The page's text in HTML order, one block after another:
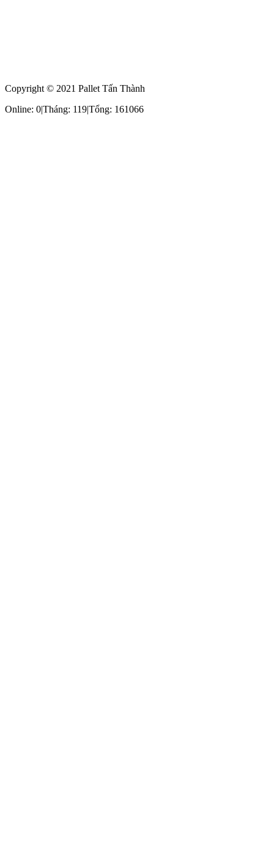
Copyright © 2021 Pallet Tấn Thành
Online: 0|Tháng: 119|Tổng: 161066